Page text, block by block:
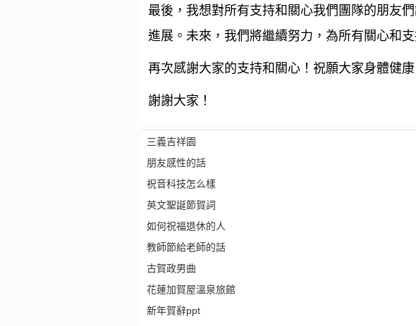
最後，我想對所有支持和關心我們團隊的朋友
進展。未來，我們將繼續努力，為所有關心和
再次感謝大家的支持和關心！祝願大家身體健
謝謝大家！
三義吉祥園
朋友感性的話
祝音科技怎么樣
英文聖誕節賀詞
如何祝福退休的人
教師節給老師的話
古賀政男曲
花蓮加賀屋溫泉旅館
新年賀辭ppt